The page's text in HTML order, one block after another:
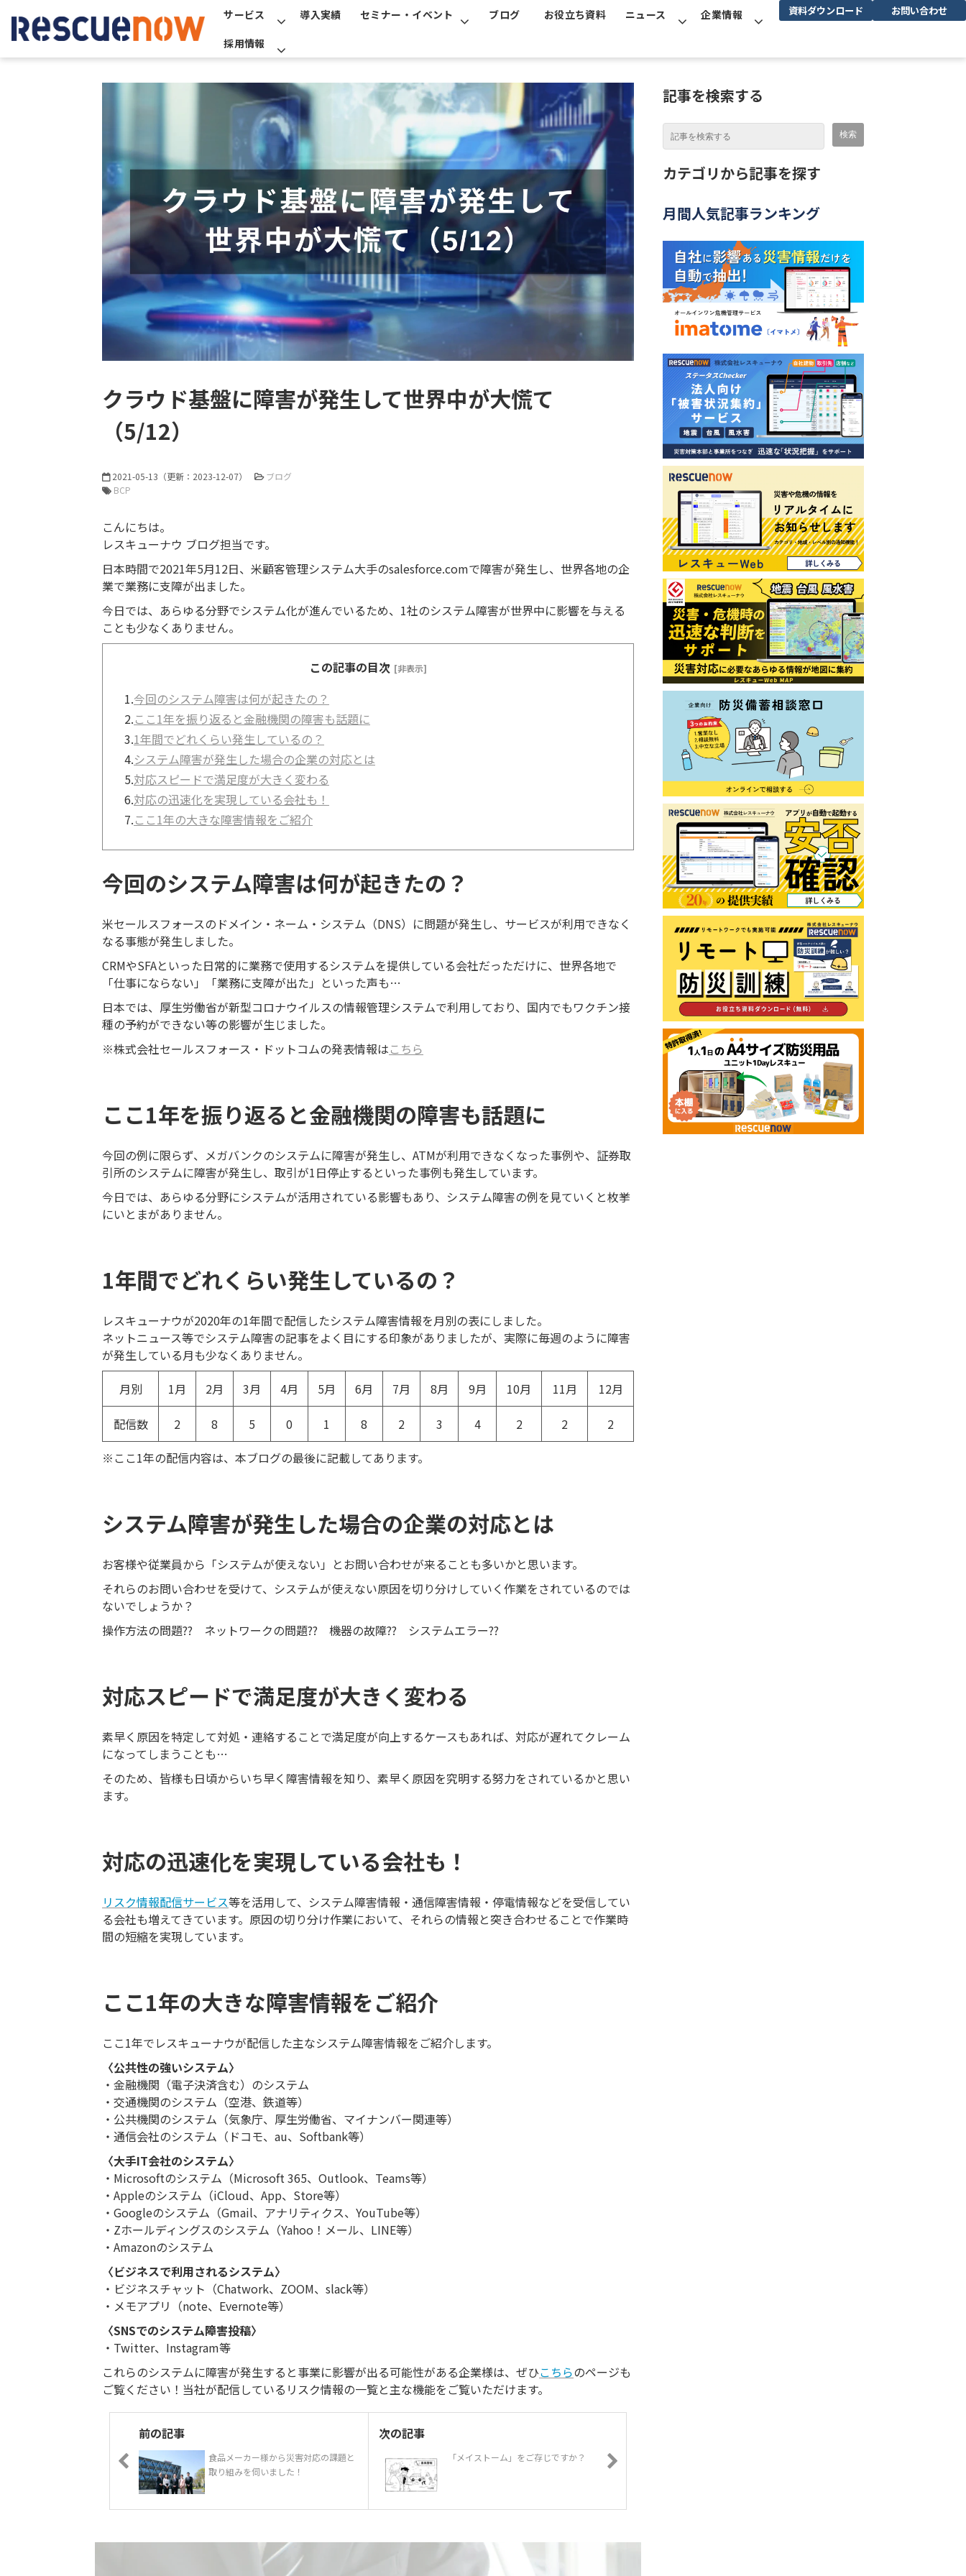
サービス 導入実績 セミナー・イベント ブログ お役立ち資料 ニュース
企業情報
採用情報
資料ダウンロード お問い合わせ
クラウド基盤に障害が発生して世界中が大慌て
（5/12）
2021-05-13 （更新： 2023-12-07）
ブログ
BCP
こんにちは。
レスキューナウ ブログ担当です。
日本時間で2021年5月12日、米顧客管理システム大手のsalesforce.comで障害が発生し、世界各地の企
業で業務に支障が出ました。
今日では、あらゆる分野でシステム化が進んでいるため、1社のシステム障害が世界中に影響を与える
ことも少なくありません。
この記事の目次 [非表示]
1.今回のシステム障害は何が起きたの？
2.ここ1年を振り返ると金融機関の障害も話題に
3.1年間でどれくらい発生しているの？
4.システム障害が発生した場合の企業の対応とは
5.対応スピードで満足度が大きく変わる
6.対応の迅速化を実現している会社も！
7.ここ1年の大きな障害情報をご紹介
今回のシステム障害は何が起きたの？
米セールスフォースのドメイン・ネーム・システム（DNS）に問題が発生し、サービスが利用できなく
なる事態が発生しました。
CRMやSFAといった日常的に業務で使用するシステムを提供している会社だっただけに、世界各地で
「仕事にならない」「業務に支障が出た」といった声も…
日本では、厚生労働省が新型コロナウイルスの情報管理システムで利用しており、国内でもワクチン接
種の予約ができない等の影響が生じました。
※株式会社セールスフォース・ドットコムの発表情報はこちら
ここ1年を振り返ると金融機関の障害も話題に
今回の例に限らず、メガバンクのシステムに障害が発生し、ATMが利用できなくなった事例や、証券取
引所のシステムに障害が発生し、取引が1日停止するといった事例も発生しています。
今日では、あらゆる分野にシステムが活用されている影響もあり、システム障害の例を見ていくと枚挙
にいとまがありません。
1年間でどれくらい発生しているの？
レスキューナウが2020年の1年間で配信したシステム障害情報を月別の表にしました。
ネットニュース等でシステム障害の記事をよく目にする印象がありましたが、実際に毎週のように障害
が発生している月も少なくありません。
月別
1月 2月 3月 4月 5月 6月 7月 8月 9月 10月 11月 12月
配信数 2 8 5 0 1 8 2 3 4 2 2
2
※ここ1年の配信内容は、本ブログの最後に記載してあります。
システム障害が発生した場合の企業の対応とは
お客様や従業員から「システムが使えない」とお問い合わせが来ることも多いかと思います。
それらのお問い合わせを受けて、システムが使えない原因を切り分けしていく作業をされているのでは
ないでしょうか？
操作方法の問題?? ネットワークの問題?? 機器の故障?? システムエラー??
対応スピードで満足度が大きく変わる
素早く原因を特定して対処・連絡することで満足度が向上するケースもあれば、対応が遅れてクレーム
になってしまうことも…
そのため、皆様も日頃からいち早く障害情報を知り、素早く原因を究明する努力をされているかと思い
ます。
対応の迅速化を実現している会社も！
リスク情報配信サービス等を活用して、システム障害情報・通信障害情報・停電情報などを受信してい
る会社も増えてきています。原因の切り分け作業において、それらの情報と突き合わせることで作業時
間の短縮を実現しています。
ここ1年の大きな障害情報をご紹介
ここ1年でレスキューナウが配信した主なシステム障害情報をご紹介します。
〈公共性の強いシステム〉
・金融機関（電子決済含む）のシステム
・交通機関のシステム（空港、鉄道等）
・公共機関のシステム（気象庁、厚生労働省、マイナンバー関連等）
・通信会社のシステム（ドコモ、au、Softbank等）
〈大手IT会社のシステム〉
・Microsoftのシステム（Microsoft 365、Outlook、Teams等）
・Appleのシステム（iCloud、App、Store等）
・Googleのシステム（Gmail、アナリティクス、YouTube等）
・Zホールディングスのシステム（Yahoo！メール、LINE等）
・Amazonのシステム
〈ビジネスで利用されるシステム〉
・ビジネスチャット（Chatwork、ZOOM、slack等）
・メモアプリ（note、Evernote等）
〈SNSでのシステム障害投稿〉
・Twitter、Instagram等
これらのシステムに障害が発生すると事業に影響が出る可能性がある企業様は、ぜひこちらのページも
ご覧ください！当社が配信しているリスク情報の一覧と主な機能をご覧いただけます。
前の記事
食品メーカー様から災害対応の課題と
取り組みを伺いました！
次の記事
「メイストーム」をご存じですか？
記事を検索する
カテゴリから記事を探す
月間人気記事ランキング